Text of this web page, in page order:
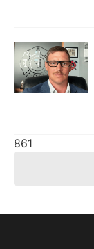
861